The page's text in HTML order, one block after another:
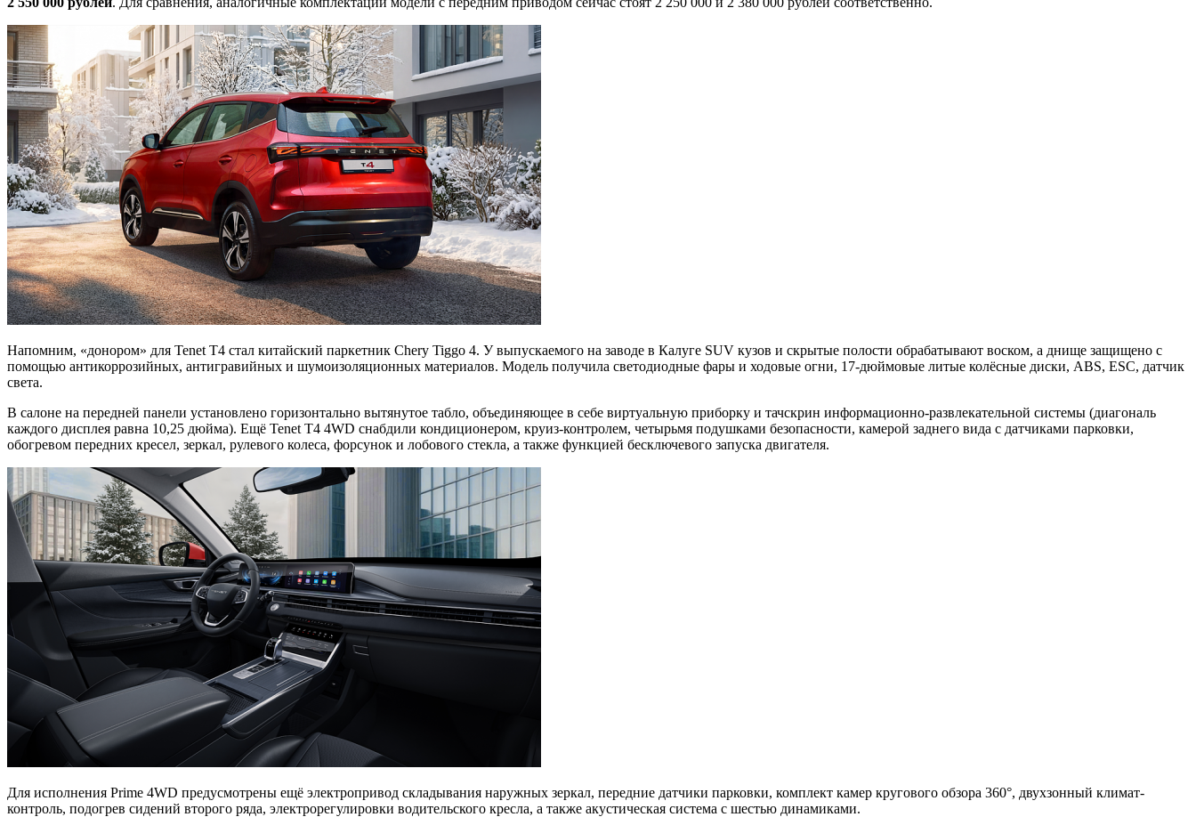
Напомним, «донором» для Tenet T4 стал китайский паркетник Chery Tiggo 4. У выпускаемого на заводе в Калуге SUV кузов и скрытые полости обрабатывают воском, а днище защищено с
помощью антикоррозийных, антигравийных и шумоизоляционных материалов. Модель получила светодиодные фары и ходовые огни, 17-дюймовые литые колёсные диски, ABS, ESC, датчик
света.
В салоне на передней панели установлено горизонтально вытянутое табло, объединяющее в себе виртуальную приборку и тачскрин информационно-развлекательной системы (диагональ
каждого дисплея равна 10,25 дюйма). Ещё Tenet T4 4WD снабдили кондиционером, круиз-контролем, четырьмя подушками безопасности, камерой заднего вида с датчиками парковки,
обогревом передних кресел, зеркал, рулевого колеса, форсунок и лобового стекла, а также функцией бесключевого запуска двигателя.
Для исполнения Prime 4WD предусмотрены ещё электропривод складывания наружных зеркал, передние датчики парковки, комплект камер кругового обзора 360°, двухзонный климат-
контроль, подогрев сидений второго ряда, электрорегулировки водительского кресла, а также акустическая система с шестью динамиками.